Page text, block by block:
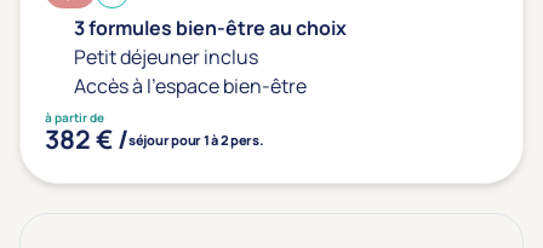
3 formules bien-être au choix
Petit déjeuner inclus
Accès à l'espace bien-être
à partir de
382 € /séjour pour 1 à 2 pers.